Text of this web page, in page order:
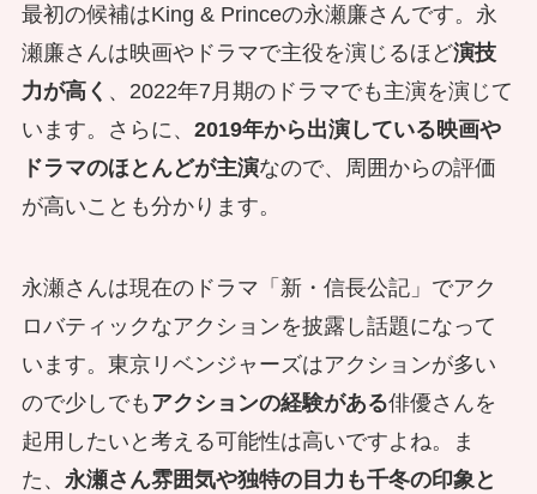
最初の候補はKing & Princeの永瀬廉さんです。永
瀬廉さんは映画やドラマで主役を演じるほど演技
力が高く 、2022年7月期のドラマでも主演を演じて
います。さらに、 2019年から出演している映画や
ドラマのほとんどが主演なので、周囲からの評価
が高いことも分かります。
永瀬さんは現在のドラマ「新・信長公記」でアク
ロバティックなアクションを披露し話題になって
います。東京リベンジャーズはアクションが多い
ので少しでも アクションの経験がある俳優さんを
起用したいと考える可能性は高いですよね。ま
た、 永瀬さん雰囲気や独特の目力も千冬の印象と